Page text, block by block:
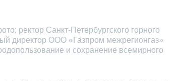
ректор Санкт-Петербургского горного
директор ООО «Газпром межрегионгаз»
и сохранение всемирного